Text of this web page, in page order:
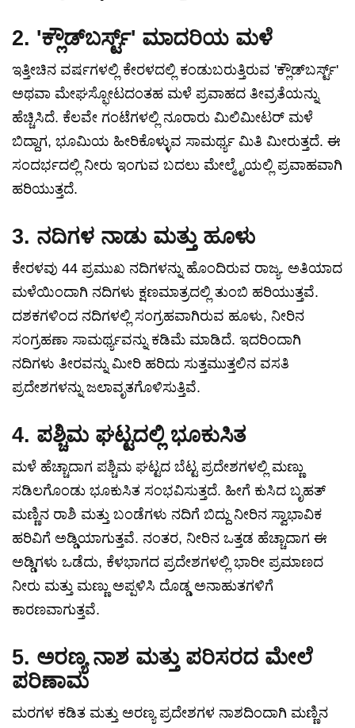
2. 'ಕ್ಲೌಡ್‌ಬರ್ಸ್ಟ್' ಮಾದರಿಯ ಮಳೆ
ಇತ್ತೀಚಿನ ವರ್ಷಗಳಲ್ಲಿ ಕೇರಳದಲ್ಲಿ ಕಂಡುಬರುತ್ತಿರುವ 'ಕ್ಲೌಡ್‌ಬರ್ಸ್ಟ್'
ಅಥವಾ ಮೇಘಸ್ಫೋಟದಂತಹ ಮಳೆ ಪ್ರವಾಹದ ತೀವ್ರತೆಯನ್ನು
ಹೆಚ್ಚಿಸಿದೆ. ಕೆಲವೇ ಗಂಟೆಗಳಲ್ಲಿ ನೂರಾರು ಮಿಲಿಮೀಟರ್ ಮಳೆ
ಬಿದ್ದಾಗ, ಭೂಮಿಯ ಹೀರಿಕೊಳ್ಳುವ ಸಾಮರ್ಥ್ಯ ಮಿತಿ ಮೀರುತ್ತದೆ. ಈ
ಸಂದರ್ಭದಲ್ಲಿ ನೀರು ಇಂಗುವ ಬದಲು ಮೇಲ್ಮೈಯಲ್ಲಿ ಪ್ರವಾಹವಾಗಿ
ಹರಿಯುತ್ತದೆ.
3. ನದಿಗಳ ನಾಡು ಮತ್ತು ಹೂಳು
ಕೇರಳವು 44 ಪ್ರಮುಖ ನದಿಗಳನ್ನು ಹೊಂದಿರುವ ರಾಜ್ಯ. ಅತಿಯಾದ
ಮಳೆಯಿಂದಾಗಿ ನದಿಗಳು ಕ್ಷಣಮಾತ್ರದಲ್ಲಿ ತುಂಬಿ ಹರಿಯುತ್ತವೆ.
ದಶಕಗಳಿಂದ ನದಿಗಳಲ್ಲಿ ಸಂಗ್ರಹವಾಗಿರುವ ಹೂಳು, ನೀರಿನ
ಸಂಗ್ರಹಣಾ ಸಾಮರ್ಥ್ಯವನ್ನು ಕಡಿಮೆ ಮಾಡಿದೆ. ಇದರಿಂದಾಗಿ
ನದಿಗಳು ತೀರವನ್ನು ಮೀರಿ ಹರಿದು ಸುತ್ತಮುತ್ತಲಿನ ವಸತಿ
ಪ್ರದೇಶಗಳನ್ನು ಜಲಾವೃತಗೊಳಿಸುತ್ತಿವೆ.
4. ಪಶ್ಚಿಮ ಘಟ್ಟದಲ್ಲಿ ಭೂಕುಸಿತ
ಮಳೆ ಹೆಚ್ಚಾದಾಗ ಪಶ್ಚಿಮ ಘಟ್ಟದ ಬೆಟ್ಟ ಪ್ರದೇಶಗಳಲ್ಲಿ ಮಣ್ಣು
ಸಡಿಲಗೊಂಡು ಭೂಕುಸಿತ ಸಂಭವಿಸುತ್ತದೆ. ಹೀಗೆ ಕುಸಿದ ಬೃಹತ್
ಮಣ್ಣಿನ ರಾಶಿ ಮತ್ತು ಬಂಡೆಗಳು ನದಿಗೆ ಬಿದ್ದು ನೀರಿನ ಸ್ವಾಭಾವಿಕ
ಹರಿವಿಗೆ ಅಡ್ಡಿಯಾಗುತ್ತವೆ. ನಂತರ, ನೀರಿನ ಒತ್ತಡ ಹೆಚ್ಚಾದಾಗ ಈ
ಅಡ್ಡಿಗಳು ಒಡೆದು, ಕೆಳಭಾಗದ ಪ್ರದೇಶಗಳಲ್ಲಿ ಭಾರೀ ಪ್ರಮಾಣದ
ನೀರು ಮತ್ತು ಮಣ್ಣು ಅಪ್ಪಳಿಸಿ ದೊಡ್ಡ ಅನಾಹುತಗಳಿಗೆ
ಕಾರಣವಾಗುತ್ತವೆ.
5. ಅರಣ್ಯ ನಾಶ ಮತ್ತು ಪರಿಸರದ ಮೇಲೆ
ಪರಿಣಾಮ
ಮರಗಳ ಕಡಿತ ಮತ್ತು ಅರಣ್ಯ ಪ್ರದೇಶಗಳ ನಾಶದಿಂದಾಗಿ ಮಣ್ಣಿನ